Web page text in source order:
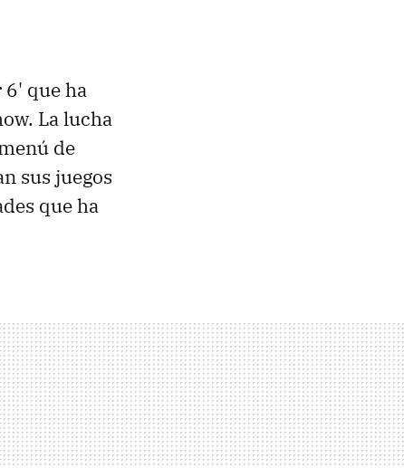
6' que ha
La lucha
de
sus juegos
que ha